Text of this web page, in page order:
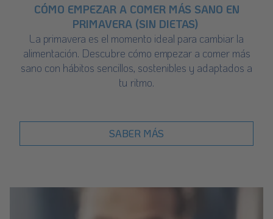
CÓMO EMPEZAR A COMER MÁS SANO EN
PRIMAVERA (SIN DIETAS)
La primavera es el momento ideal para cambiar la
alimentación. Descubre cómo empezar a comer más
sano con hábitos sencillos, sostenibles y adaptados a
tu ritmo.
SABER MÁS